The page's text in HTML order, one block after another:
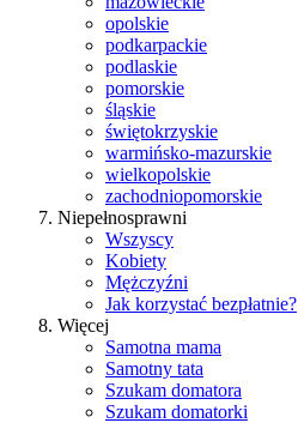
opolskie
podkarpackie
podlaskie
pomorskie
śląskie
świętokrzyskie
warmińsko-mazurskie
wielkopolskie
zachodniopomorskie
Niepełnosprawni
Wszyscy
Kobiety
Mężczyźni
Jak korzystać bezpłatnie?
Więcej
Samotna mama
Samotny tata
Szukam domatora
Szukam domatorki